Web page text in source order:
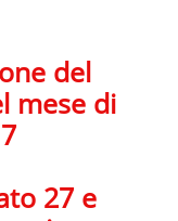
del
mese di
27 e